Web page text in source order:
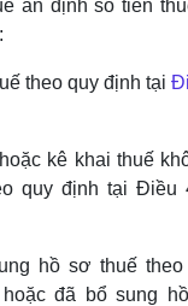
ấn định số tiền
theo quy định tại
kê khai thuế
quy định tại Điều
hồ sơ thuế
đã bổ sung